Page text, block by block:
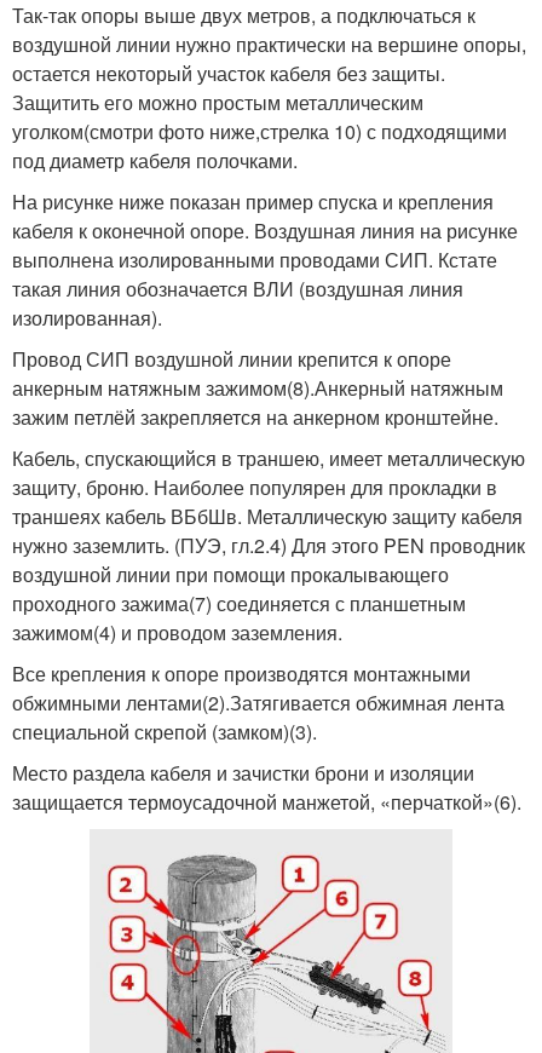
Так-так опоры выше двух метров, а подключаться к
воздушной линии нужно практически на вершине опоры,
остается некоторый участок кабеля без защиты.
Защитить его можно простым металлическим
уголком(смотри фото ниже,стрелка 10) с подходящими
под диаметр кабеля полочками.
На рисунке ниже показан пример спуска и крепления
кабеля к оконечной опоре. Воздушная линия на рисунке
выполнена изолированными проводами СИП. Кстате
такая линия обозначается ВЛИ (воздушная линия
изолированная).
Провод СИП воздушной линии крепится к опоре
анкерным натяжным зажимом(8).Анкерный натяжным
зажим петлёй закрепляется на анкерном кронштейне.
Кабель, спускающийся в траншею, имеет металлическую
защиту, броню. Наиболее популярен для прокладки в
траншеях кабель ВБбШв. Металлическую защиту кабеля
нужно заземлить. (ПУЭ, гл.2.4) Для этого PEN проводник
воздушной линии при помощи прокалывающего
проходного зажима(7) соединяется с планшетным
зажимом(4) и проводом заземления.
Все крепления к опоре производятся монтажными
обжимными лентами(2).Затягивается обжимная лента
специальной скрепой (замком)(3).
Место раздела кабеля и зачистки брони и изоляции
защищается термоусадочной манжетой, «перчаткой»(6).